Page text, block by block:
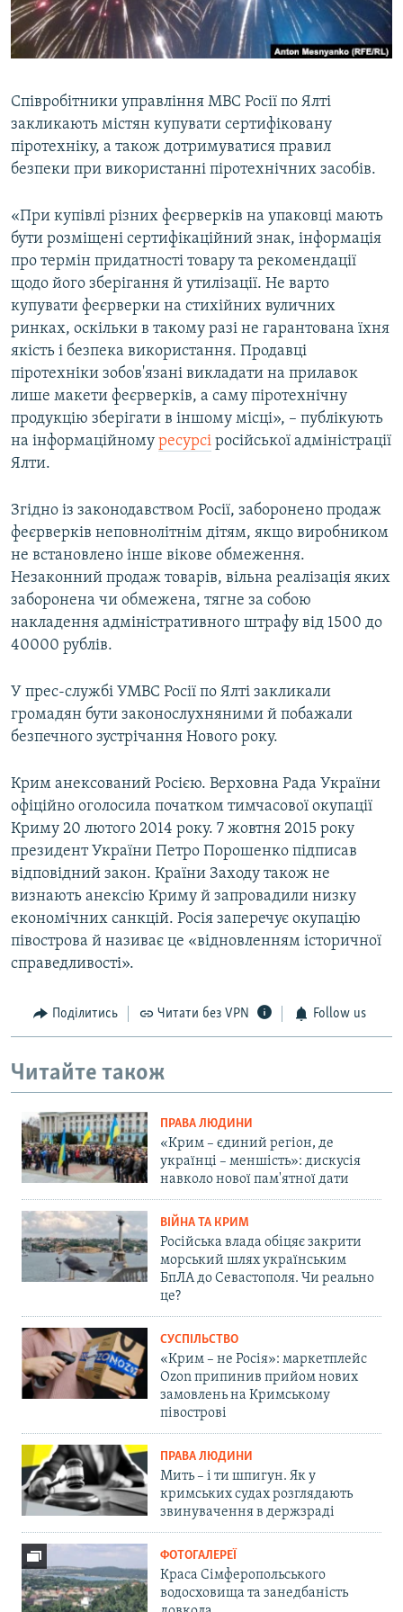
ВІДЕОУРОКИ «ELIFBE»
СВІДЧЕННЯ ОКУПАЦІЇ
ІНФОГРАФІКА
Русский
Qırımtatar
ДОЛУЧАЙСЯ!
Співробітники управління МВС Росії по Ялті
закликають містян купувати сертифіковану
піротехніку, а також дотримуватися правил
безпеки при використанні піротехнічних засобів.
«При купівлі різних феєрверків на упаковці мають
бути розміщені сертифікаційний знак, інформація
про термін придатності товару та рекомендації
щодо його зберігання й утилізації. Не варто
купувати феєрверки на стихійних вуличних
ринках, оскільки в такому разі не гарантована їхня
якість і безпека використання. Продавці
піротехніки зобов'язані викладати на прилавок
лише макети феєрверків, а саму піротехнічну
продукцію зберігати в іншому місці», – публікують
на інформаційному ресурсі російської адміністрації
Ялти.
Згідно із законодавством Росії, заборонено продаж
феєрверків неповнолітнім дітям, якщо виробником
не встановлено інше вікове обмеження.
Незаконний продаж товарів, вільна реалізація яких
заборонена чи обмежена, тягне за собою
накладення адміністративного штрафу від 1500 до
40000 рублів.
У прес-службі УМВС Росії по Ялті закликали
громадян бути законослухняними й побажали
безпечного зустрічання Нового року.
Крим анексований Росією. Верховна Рада України
офіційно оголосила початком тимчасової окупації
Криму 20 лютого 2014 року. 7 жовтня 2015 року
президент України Петро Порошенко підписав
відповідний закон. Країни Заходу також не
визнають анексію Криму й запровадили низку
економічних санкцій. Росія заперечує окупацію
півострова й називає це «відновленням історичної
справедливості».
Поділитись Читати без VPN Follow us
Читайте також
ПРАВА ЛЮДИНИ
«Крим – єдиний регіон, де
українці – меншість»: дискусія
навколо нової пам'ятної дати
ВІЙНА ТА КРИМ
Російська влада обіцяє закрити
морський шлях українським
БпЛА до Севастополя. Чи реально
це?
СУСПІЛЬСТВО
«Крим – не Росія»: маркетплейс
Ozon припинив прийом нових
замовлень на Кримському
півострові
ПРАВА ЛЮДИНИ
Мить – і ти шпигун. Як у
кримських судах розглядають
звинувачення в держзраді
ФОТОГАЛЕРЕЇ
Краса Сімферопольського
водосховища та занедбаність